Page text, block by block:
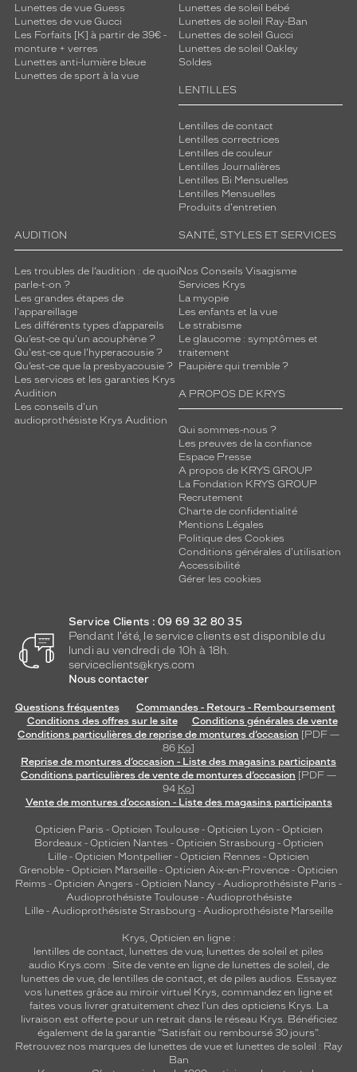
Métal
Fournisseur
Codir
Lunettes de vue Guess
Lunettes de vue Gucci
Les Forfaits [K] à partir de 39€ -
monture + verres
Lunettes anti-lumière bleue
Lunettes de sport à la vue
Lunettes de soleil bébé
Lunettes de soleil Ray-Ban
Lunettes de soleil Gucci
Lunettes de soleil Oakley
Soldes
LENTILLES
Lentilles de contact
Lentilles correctrices
Lentilles de couleur
Lentilles Journalières
Lentilles Bi Mensuelles
Lentilles Mensuelles
Produits d'entretien
AUDITION
Les troubles de l’audition : de quoi
parle-t-on ?
Les grandes étapes de
l'appareillage
Les différents types d’appareils
Qu’est-ce qu'un acouphène ?
Qu'est-ce que l'hyperacousie ?
Qu’est-ce que la presbyacousie ?
Les services et les garanties Krys
Audition
Les conseils d'un
audioprothésiste Krys Audition
SANTÉ, STYLES ET SERVICES
Nos Conseils Visagisme
Services Krys
La myopie
Les enfants et la vue
Le strabisme
Le glaucome : symptômes et
traitement
Paupière qui tremble ?
A PROPOS DE KRYS
Qui sommes-nous ?
Les preuves de la confiance
Espace Presse
A propos de KRYS GROUP
La Fondation KRYS GROUP
Recrutement
Charte de confidentialité
Mentions Légales
Politique des Cookies
Conditions générales d'utilisation
Accessibilité
Gérer les cookies
Service Clients : 09 69 32 80 35
Pendant l'été, le service clients est disponible du
lundi au vendredi de 10h à 18h.
serviceclients@krys.com
Nous contacter
Questions fréquentes
Commandes - Retours - Remboursement
Conditions des offres sur le site
Conditions générales de vente
Conditions particulières de reprise de montures d’occasion [PDF —
86 Ko]
Reprise de montures d’occasion - Liste des magasins participants
Conditions particulières de vente de montures d’occasion [PDF —
94 Ko]
Vente de montures d’occasion - Liste des magasins participants
Opticien Paris - Opticien Toulouse- Opticien Lyon - Opticien
Bordeaux- Opticien Nantes - Opticien Strasbourg - Opticien
Lille - Opticien Montpellier - Opticien Rennes - Opticien
Grenoble - Opticien Marseille - Opticien Aix-en-Provence - Opticien
Reims - Opticien Angers - Opticien Nancy - Audioprothésiste Paris -
Audioprothésiste Toulouse- Audioprothésiste
Lille- Audioprothésiste Strasbourg - Audioprothésiste Marseille
Krys, Opticien en ligne :
lentilles de contact, lunettes de vue, lunettes de soleil et piles
audio Krys.com : Site de vente en ligne de lunettes de soleil, de
lunettes de vue, de lentilles de contact, et de piles audios. Essayez
vos lunettes grâce au miroir virtuel Krys, commandez en ligne et
faites vous livrer gratuitement chez l'un des opticiens Krys. La
livraison est offerte pour un retrait dans le réseau Krys. Bénéficiez
également de la garantie "Satisfait ou remboursé 30 jours".
Retrouvez nos marques de lunettes de vue et lunettes de soleil : Ray
Ban